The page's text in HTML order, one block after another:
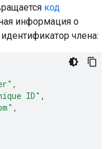
код
информация о
члена:
,
ID" ,
,